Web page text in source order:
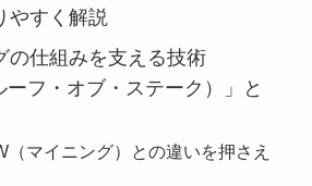
やすく解説
の仕組みを支える技術
ーフ・オブ・ステーク）」と
（マイニング）との違いを押さえ